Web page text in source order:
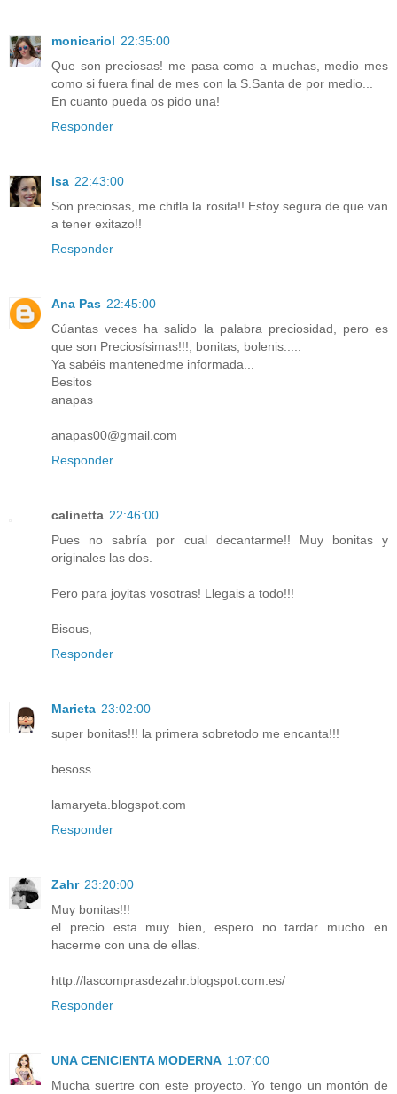
monicariol 22:35:00
Que son preciosas! me pasa como a muchas, medio mes
como si fuera final de mes con la S.Santa de por medio...
En cuanto pueda os pido una!
Responder
Isa 22:43:00
Son preciosas, me chifla la rosita!! Estoy segura de que van
a tener exitazo!!
Responder
Ana Pas 22:45:00
Cúantas veces ha salido la palabra preciosidad, pero es
que son Preciosísimas!!!, bonitas, bolenis.....
Ya sabéis mantenedme informada...
Besitos
anapas
anapas00@gmail.com
Responder
calinetta 22:46:00
Pues no sabría por cual decantarme!! Muy bonitas y
originales las dos.
Pero para joyitas vosotras! Llegais a todo!!!
Bisous,
Responder
Marieta 23:02:00
super bonitas!!! la primera sobretodo me encanta!!!
besoss
lamaryeta.blogspot.com
Responder
Zahr 23:20:00
Muy bonitas!!!
el precio esta muy bien, espero no tardar mucho en
hacerme con una de ellas.
http://lascomprasdezahr.blogspot.com.es/
Responder
UNA CENICIENTA MODERNA 1:07:00
Mucha suertre con este proyecto. Yo tengo un montón de